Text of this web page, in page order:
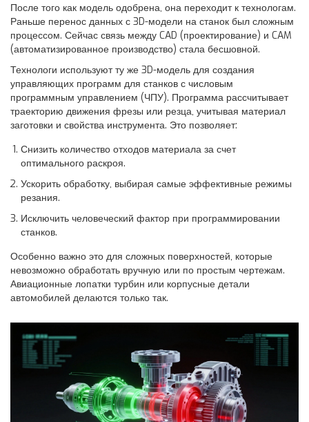
После того как модель одобрена, она переходит к технологам.
Раньше перенос данных с 3D-модели на станок был сложным
процессом. Сейчас связь между CAD (проектирование) и CAM
(автоматизированное производство) стала бесшовной.
Технологи используют ту же 3D-модель для создания
управляющих программ для станков с числовым
программным управлением (ЧПУ). Программа рассчитывает
траекторию движения фрезы или резца, учитывая материал
заготовки и свойства инструмента. Это позволяет:
Снизить количество отходов материала за счет
оптимального раскроя.
Ускорить обработку, выбирая самые эффективные режимы
резания.
Исключить человеческий фактор при программировании
станков.
Особенно важно это для сложных поверхностей, которые
невозможно обработать вручную или по простым чертежам.
Авиационные лопатки турбин или корпусные детали
автомобилей делаются только так.